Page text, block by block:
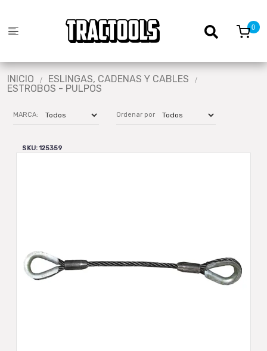
INICIO
ESLINGAS, CADENAS Y CABLES
ESTROBOS - PULPOS
MARCA: Ordenar por
SKU: 125359